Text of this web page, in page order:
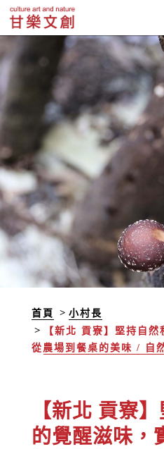
首頁
小村長
【新北 貢寮】堅持自
從農場到餐桌的美味 / 自
【新北 貢寮
的覺醒滋味，